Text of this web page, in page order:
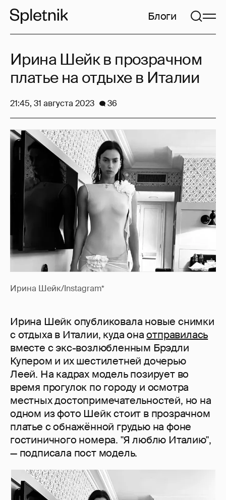
Блоги
Ирина Шейк/Instagram*
Ирина Шейк опубликовала новые снимки
с отдыха в Италии, куда онаотправилась
вместе с экс-возлюбленным Брэдли
Купером и их шестилетней дочерью
Леей. На кадрах модель позирует во
время прогулок по городу и осмотра
местных достопримечательностей, но на
одном из фото Шейк стоит в прозрачном
платье с обнажённой грудью на фоне
гостиничного номера. "Я люблю Италию",
— подписала пост модель.
Ирина Шейк в прозрачном
платье на отдыхе в Италии
21:45, 31 августа 2023 36